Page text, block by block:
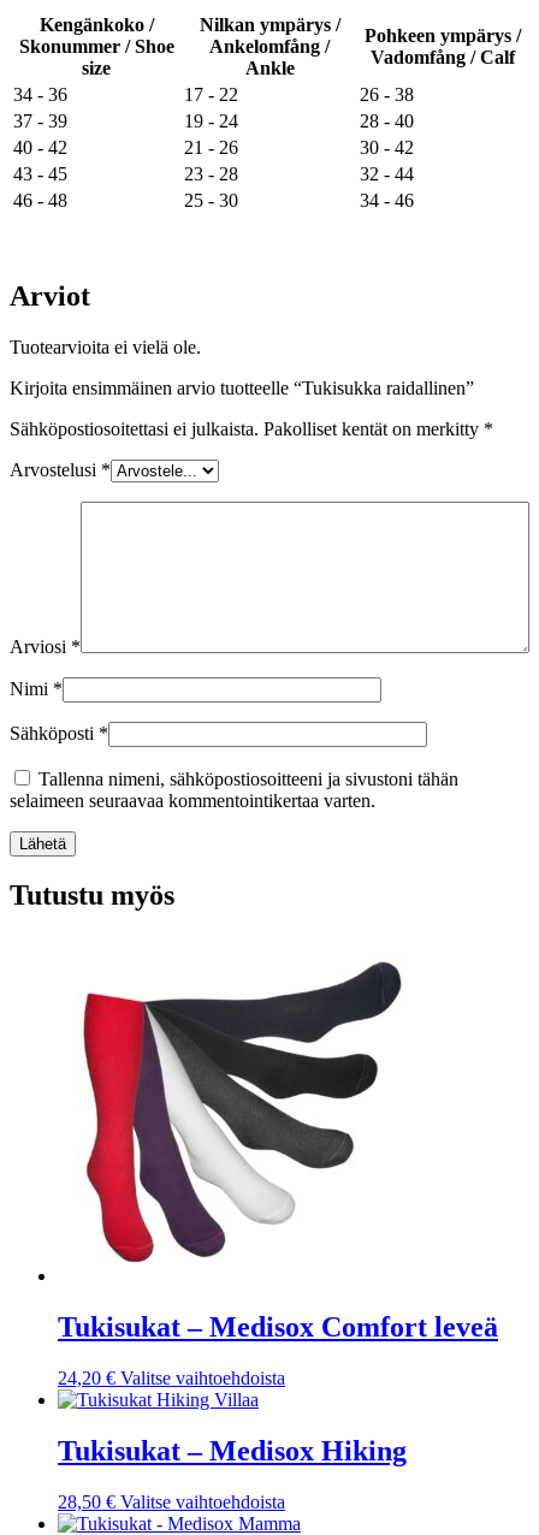
Kengänkoko /
Skonummer / Shoe
size
Nilkan ympärys /
Ankelomfång /
Ankle
Pohkeen ympärys /
Vadomfång / Calf
34 - 36
17 - 22
26 - 38
37 - 39
19 - 24
28 - 40
40 - 42
21 - 26
30 - 42
43 - 45
23 - 28
32 - 44
46 - 48
25 - 30 34 - 46
Arviot
Tuotearvioita ei vielä ole.
Kirjoita ensimmäinen arvio tuotteelle “Tukisukka raidallinen”
Sähköpostiosoitettasi ei julkaista. Pakolliset kentät on merkitty *
Arvostelusi *
Arviosi *
Nimi *
Sähköposti *
Tallenna nimeni, sähköpostiosoitteeni ja sivustoni tähän
selaimeen seuraavaa kommentointikertaa varten.
Lähetä
Tutustu myös
Tukisukat – Medisox Comfort leveä
24,20 € Valitse vaihtoehdoista
useampi
muunnelma.
tehdä
valinnat
Tukisukat – Medisox Hiking
28,50 € Valitse vaihtoehdoista
tuotteella